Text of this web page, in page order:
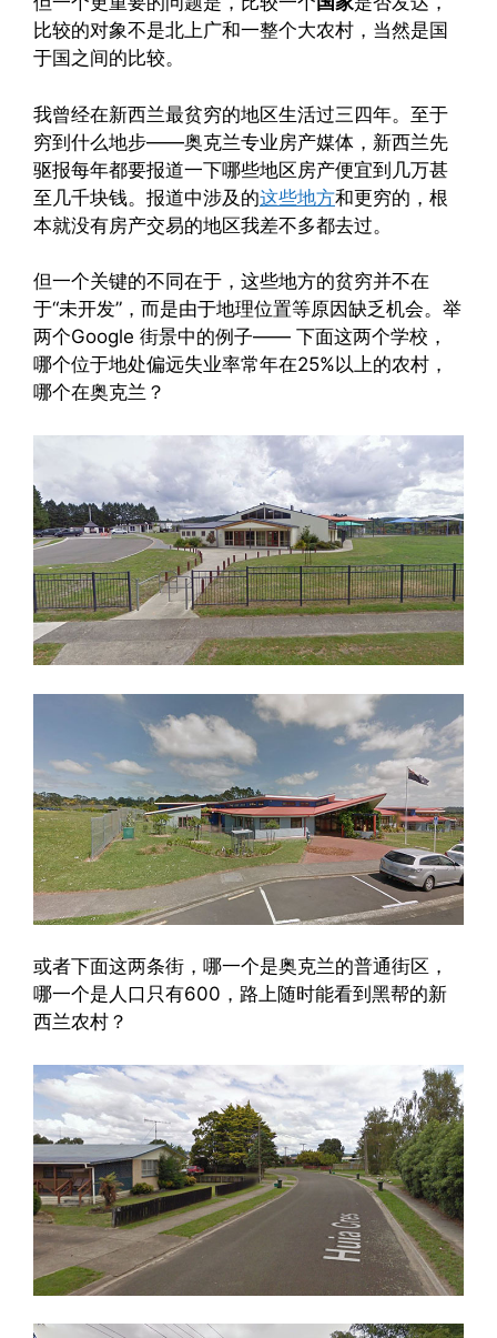
比较的对象不是北上广和一整个大农村，当然是国
于国之间的比较。
我曾经在新西兰最贫穷的地区生活过三四年。至于
穷到什么地步——奥克兰专业房产媒体，新西兰先
驱报每年都要报道一下哪些地区房产便宜到几万甚
至几千块钱。报道中涉及的这些地方和更穷的，根
本就没有房产交易的地区我差不多都去过。
但一个关键的不同在于，这些地方的贫穷并不在
于“未开发”，而是由于地理位置等原因缺乏机会。举
两个Google 街景中的例子—— 下面这两个学校，
哪个位于地处偏远失业率常年在25%以上的农村，
哪个在奥克兰？
或者下面这两条街，哪一个是奥克兰的普通街区，
哪一个是人口只有600，路上随时能看到黑帮的新
西兰农村？